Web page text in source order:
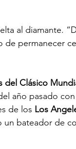
al diamante.
de permanecer
del Clásico
año pasado
de los Los
un bateador de